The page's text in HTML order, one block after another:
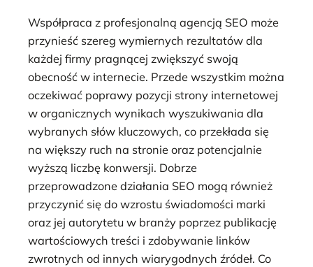
Współpraca z profesjonalną agencją SEO może
przynieść szereg wymiernych rezultatów dla
każdej firmy pragnącej zwiększyć swoją
obecność w internecie. Przede wszystkim można
oczekiwać poprawy pozycji strony internetowej
w organicznych wynikach wyszukiwania dla
wybranych słów kluczowych, co przekłada się
na większy ruch na stronie oraz potencjalnie
wyższą liczbę konwersji. Dobrze
przeprowadzone działania SEO mogą również
przyczynić się do wzrostu świadomości marki
oraz jej autorytetu w branży poprzez publikację
wartościowych treści i zdobywanie linków
zwrotnych od innych wiarygodnych źródeł. Co